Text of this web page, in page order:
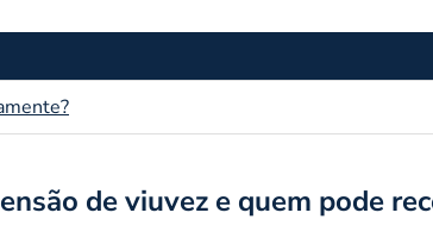
de viuvez e quem pode